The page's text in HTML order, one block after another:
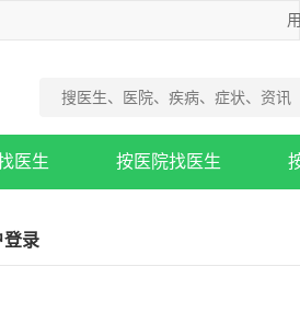
医生 按医院找医生
登录